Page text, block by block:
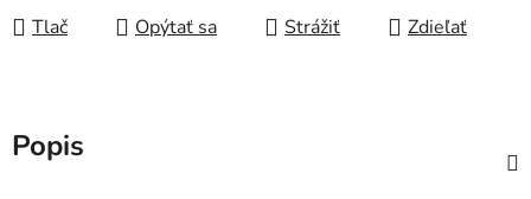
Tlač Opýtať sa Strážiť Zdieľať
Popis